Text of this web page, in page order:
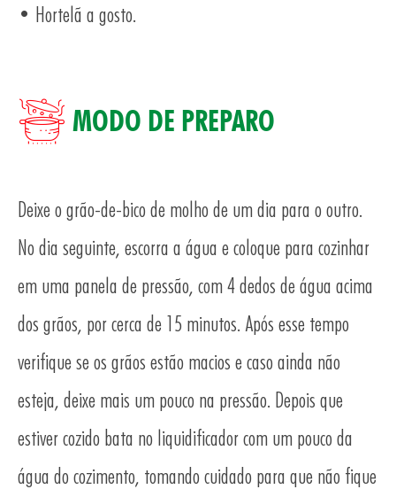
• Hortelã a gosto.
MODO DE PREPARO
Deixe o grão-de-bico de molho de um dia para o outro.
No dia seguinte, escorra a água e coloque para cozinhar
em uma panela de pressão, com 4 dedos de água acima
dos grãos, por cerca de 15 minutos. Após esse tempo
verifique se os grãos estão macios e caso ainda não
esteja, deixe mais um pouco na pressão. Depois que
estiver cozido bata no liquidificador com um pouco da
água do cozimento, tomando cuidado para que não fique